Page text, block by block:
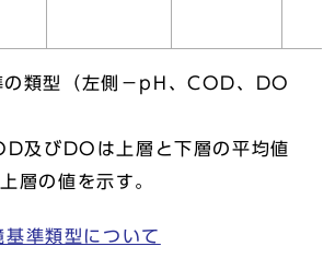
の類型（左側－pH、COD、DO
及びDOは上層と下層の平均値
層の値を示す。
基準類型について